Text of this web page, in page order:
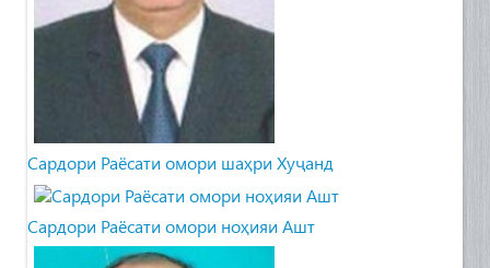
Cардори Раёсати омори шаҳри Хуҷанд
Сардори Раёсати омори ноҳияи Ашт